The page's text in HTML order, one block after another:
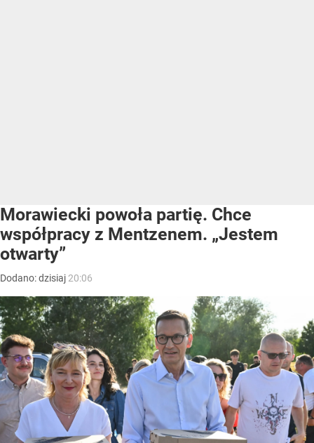
Morawiecki powoła partię. Chce
współpracy z Mentzenem. „Jestem
otwarty”
Dodano:dzisiaj 20:06